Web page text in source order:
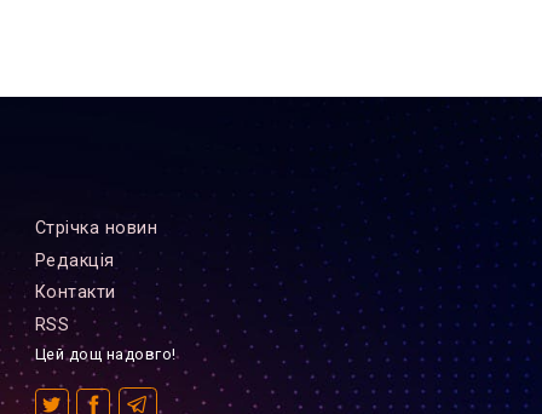
Стрiчка новин
Редакцiя
Контакти
RSS
Цей дощ надовго!